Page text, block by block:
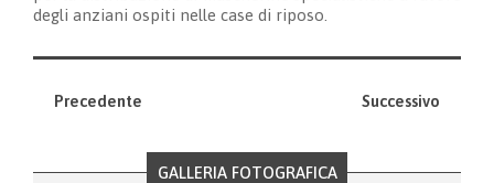
degli anziani ospiti nelle case di riposo.
Precedente Successivo
GALLERIA FOTOGRAFICA